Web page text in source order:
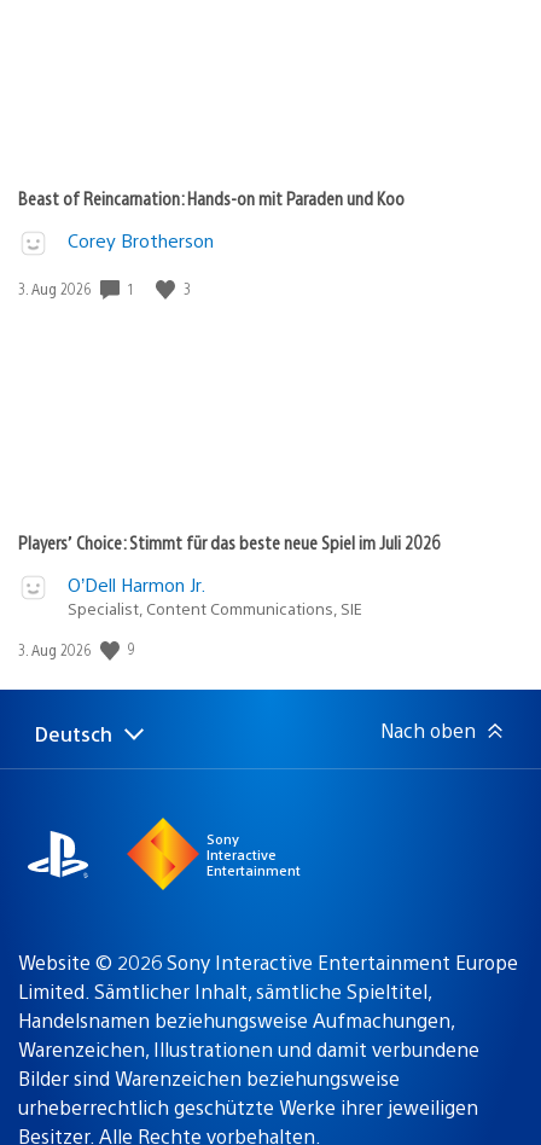
Beast of Reincarnation: Hands-on mit Paraden und Koo
Corey Brotherson
Veröffentlichungsdatum:
3. Aug 2026 1 3
Players’ Choice: Stimmt für das beste neue Spiel im Juli 2026
O’Dell Harmon Jr.
Specialist, Content Communications, SIE
Veröffentlichungsdatum:
3. Aug 2026 9
Select
a
Aktuelle
Region:
Deutsch Nach oben
Sony
Interactive
Entertainment
Website © 2026 Sony Interactive Entertainment Europe
Limited. Sämtlicher Inhalt, sämtliche Spieltitel,
Handelsnamen beziehungsweise Aufmachungen,
Warenzeichen, Illustrationen und damit verbundene
Bilder sind Warenzeichen beziehungsweise
urheberrechtlich geschützte Werke ihrer jeweiligen
Besitzer. Alle Rechte vorbehalten.